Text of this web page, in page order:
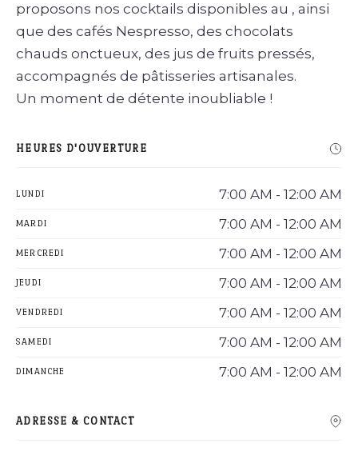
proposons nos cocktails disponibles au , ainsi
que des cafés Nespresso, des chocolats
chauds onctueux, des jus de fruits pressés,
accompagnés de pâtisseries artisanales.
Un moment de détente inoubliable !
HEURES D'OUVERTURE
LUNDI 7:00 AM - 12:00 AM
MARDI 7:00 AM - 12:00 AM
MERCREDI 7:00 AM - 12:00 AM
JEUDI 7:00 AM - 12:00 AM
VENDREDI 7:00 AM - 12:00 AM
SAMEDI 7:00 AM - 12:00 AM
DIMANCHE 7:00 AM - 12:00 AM
ADRESSE & CONTACT